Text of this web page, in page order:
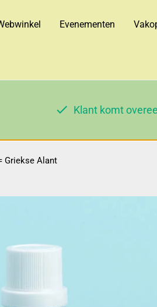
Evenementen
Klant komt
Griekse Alant